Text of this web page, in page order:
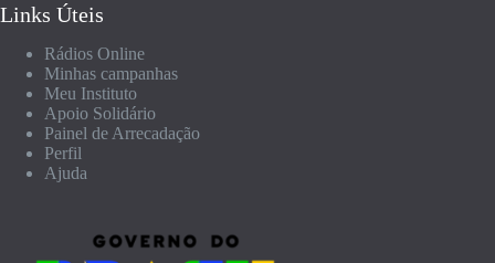
Links Úteis
Rádios Online
Minhas campanhas
Meu Instituto
Apoio Solidário
Painel de Arrecadação
Perfil
Ajuda